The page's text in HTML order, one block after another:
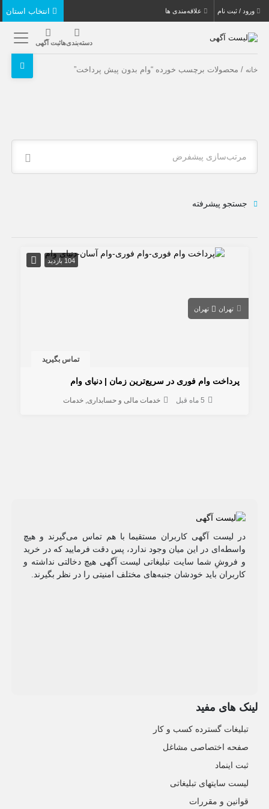
ورود / ثبت نام علاقه‌مندی ها
دسته‌بندی‌هاثبت آگهی
خانه / محصولات برچسب خورده “وام بدون پیش پرداخت”
مرتب‌سازی پیشفرض
جستجو پیشرفته
104 بازدید
تهران تهران
تماس بگیرید
پرداخت وام فوری در سریع‌ترین زمان | دنیای وام
5 ماه قبل خدمات مالی و حسابداری خدمات
در لیست آگهی کاربران مستقیما با هم تماس می‌گیرند و هیچ
واسطه‌ای در این میان وجود ندارد، پس دقت فرمایید که در خرید
و فروشِ شما سایت تبلیغاتی لیست آگهی هیچ دخالتی نداشته و
کاربران باید خودشان جنبه‌های مختلف امنیتی را در نظر بگیرند.
لینک های مفید
تبلیغات گسترده کسب و کار
صفحه اختصاصی مشاغل
ثبت اینماد
لیست سایتهای تبلیغاتی
قوانین و مقررات